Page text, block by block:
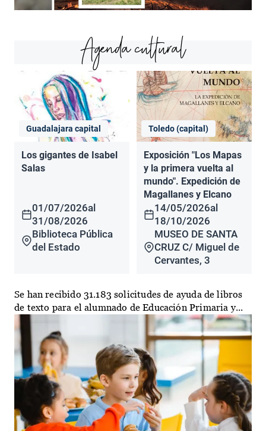
Agenda cultural
Guadalajara capital
Los gigantes de Isabel
Salas
01/07/2026al
31/08/2026
Biblioteca Pública
del Estado
Toledo (capital)
Exposición "Los Mapas
y la primera vuelta al
mundo". Expedición de
Magallanes y Elcano
14/05/2026al
18/10/2026
MUSEO DE SANTA
CRUZ C/ Miguel de
Cervantes, 3
Se han recibido 31.183 solicitudes de ayuda de libros
de texto para el alumnado de Educación Primaria y...